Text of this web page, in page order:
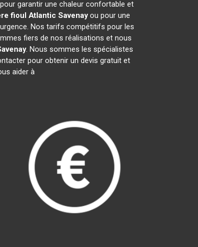
garantir une chaleur confortable et
fioul Atlantic Savenayou pour une
Nos tarifs compétitifs pour les
fiers de nos réalisations et nous
. Nous sommes les spécialistes
pour obtenir un devis gratuit et
aider à